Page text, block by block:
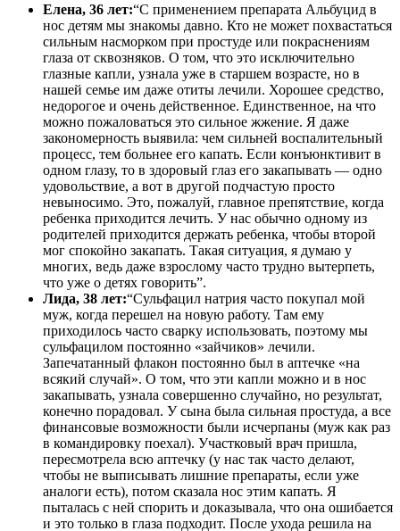
Елена, 36 лет:“С применением препарата Альбуцид в
нос детям мы знакомы давно. Кто не может похвастаться
сильным насморком при простуде или покраснениям
глаза от сквозняков. О том, что это исключительно
глазные капли, узнала уже в старшем возрасте, но в
нашей семье им даже отиты лечили. Хорошее средство,
недорогое и очень действенное. Единственное, на что
можно пожаловаться это сильное жжение. Я даже
закономерность выявила: чем сильней воспалительный
процесс, тем больнее его капать. Если конъюнктивит в
одном глазу, то в здоровый глаз его закапывать — одно
удовольствие, а вот в другой подчастую просто
невыносимо. Это, пожалуй, главное препятствие, когда
ребенка приходится лечить. У нас обычно одному из
родителей приходится держать ребенка, чтобы второй
мог спокойно закапать. Такая ситуация, я думаю у
многих, ведь даже взрослому часто трудно вытерпеть,
что уже о детях говорить”.
Лида, 38 лет:“Сульфацил натрия часто покупал мой
муж, когда перешел на новую работу. Там ему
приходилось часто сварку использовать, поэтому мы
сульфацилом постоянно «зайчиков» лечили.
Запечатанный флакон постоянно был в аптечке «на
всякий случай». О том, что эти капли можно и в нос
закапывать, узнала совершенно случайно, но результат,
конечно порадовал. У сына была сильная простуда, а все
финансовые возможности были исчерпаны (муж как раз
в командировку поехал). Участковый врач пришла,
пересмотрела всю аптечку (у нас так часто делают,
чтобы не выписывать лишние препараты, если уже
аналоги есть), потом сказала нос этим капать. Я
пыталась с ней спорить и доказывала, что она ошибается
и это только в глаза подходит. После ухода решила на